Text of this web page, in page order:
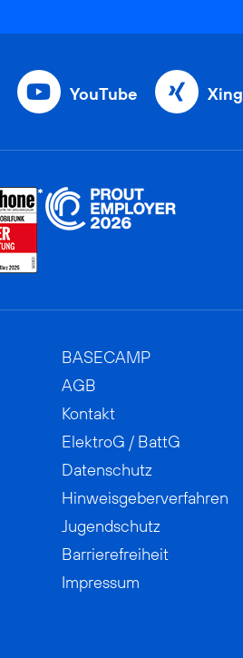
YouTube Xing
BASECAMP
AGB
Kontakt
ElektroG / BattG
Datenschutz
Hinweisgeberverfahren
Jugendschutz
Barrierefreiheit
Impressum